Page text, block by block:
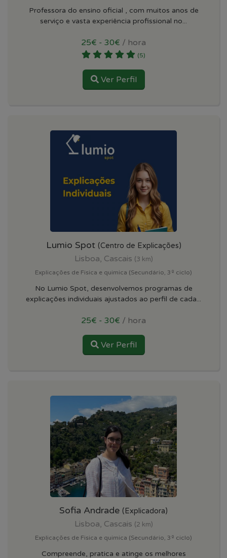
Professora do ensino oficial , com muitos anos de
serviço e vasta experiência profissional no...
25€ - 30€ / hora
(5)
Ver Perfil
Lumio Spot (Centro de Explicações)
Lisboa, Cascais (3 km)
Explicações de Fisica e quimica (Secundário, 3º ciclo)
No Lumio Spot, desenvolvemos programas de
explicações individuais ajustados ao perfil de cada...
25€ - 30€ / hora
Ver Perfil
Sofia Andrade (Explicadora)
Lisboa, Cascais (2 km)
Explicações de Fisica e quimica (Secundário, 3º ciclo)
Compreende, pratica e atinge os melhores